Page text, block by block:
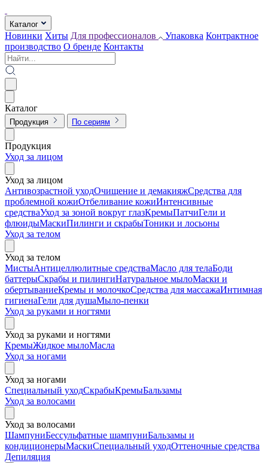
Каталог
Новинки Хиты Для профессионалов Упаковка Контрактное
производство О бренде Контакты
Каталог
Продукция По сериям
Продукция
Уход за лицом
Уход за лицом
Антивозрастной уходОчищение и демакияжСредства для
проблемной кожиОтбеливание кожиИнтенсивные
средстваУход за зоной вокруг глазКремыПатчиГели и
флюидыМаскиПилинги и скрабыТоники и лосьоны
Уход за телом
Уход за телом
МистыАнтицеллюлитные средстваМасло для телаБоди
баттерыСкрабы и пилингиНатуральное мылоМаски и
обертываниеКремы и молочкоСредства для массажаИнтимная
гигиенаГели для душаМыло-пенки
Уход за руками и ногтями
Уход за руками и ногтями
КремыЖидкое мылоМасла
Уход за ногами
Уход за ногами
Специальный уходСкрабыКремыБальзамы
Уход за волосами
Уход за волосами
ШампуниБессульфатные шампуниБальзамы и
кондиционерыМаскиСпециальный уходОттеночные средства
Депиляция